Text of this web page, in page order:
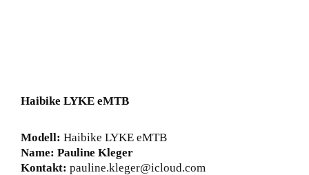
Haibike LYKE eMTB
Modell: Haibike LYKE eMTB
Name: Pauline Kleger
Kontakt: pauline.kleger@icloud.com